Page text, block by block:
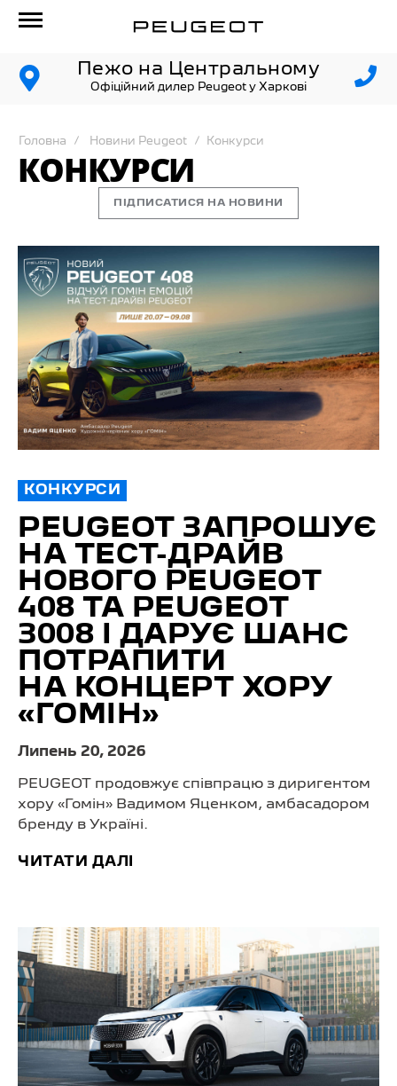
Пежо на Центральному
Офіційний дилер Peugeot у Харкові
Головна Новини Peugeot Конкурси
КОНКУРСИ
ПІДПИСАТИСЯ НА НОВИНИ
КОНКУРСИ
PEUGEOT ЗАПРОШУЄ
НА ТЕСТ-ДРАЙВ
НОВОГО PEUGEOT
408 ТА PEUGEOT
3008 І ДАРУЄ ШАНС
ПОТРАПИТИ
НА КОНЦЕРТ ХОРУ
«ГОМІН»
Липень 20, 2026
PEUGEOT продовжує співпрацю з диригентом
хору «Гомін» Вадимом Яценком, амбасадором
бренду в Україні.
ЧИТАТИ ДАЛІ